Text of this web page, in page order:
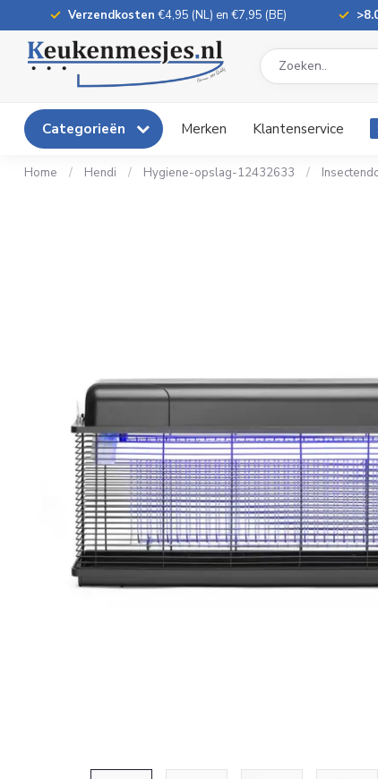
Verzendkosten €4,95 (NL) en €7,95 (BE)
Categorieën Merken Klantenservice
Home / Hendi / Hygiene-opslag-12432633 /